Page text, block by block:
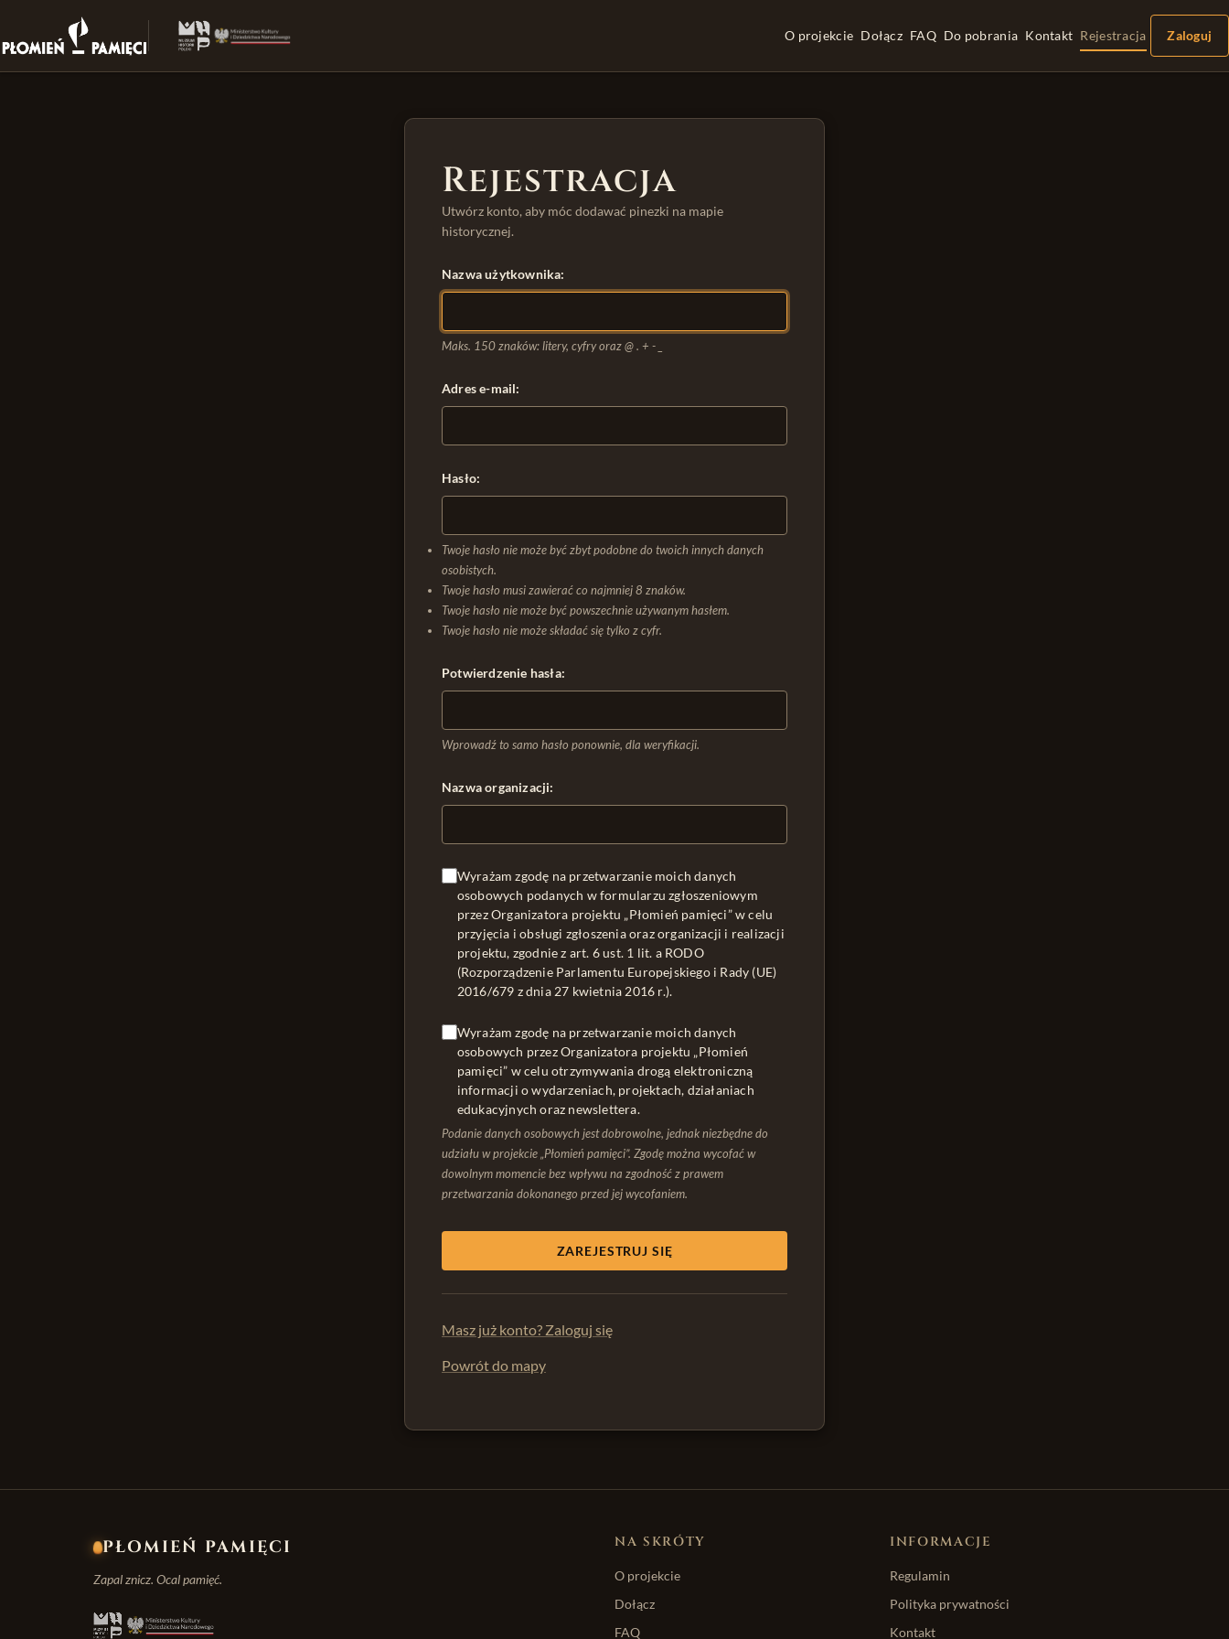
O projekcie Dołącz FAQ Do pobrania Kontakt Rejestracja Zaloguj
Rejestracja
Utwórz konto, aby móc dodawać pinezki na mapie
historycznej.
Nazwa użytkownika:
Maks. 150 znaków: litery, cyfry oraz @ . + - _
Adres e-mail:
Hasło:
Twoje hasło nie może być zbyt podobne do twoich innych danych
osobistych.
Twoje hasło musi zawierać co najmniej 8 znaków.
Twoje hasło nie może być powszechnie używanym hasłem.
Twoje hasło nie może składać się tylko z cyfr.
Potwierdzenie hasła:
Wprowadź to samo hasło ponownie, dla weryfikacji.
Nazwa organizacji:
Wyrażam zgodę na przetwarzanie moich danych
osobowych podanych w formularzu zgłoszeniowym
przez Organizatora projektu „Płomień pamięci” w celu
przyjęcia i obsługi zgłoszenia oraz organizacji i realizacji
projektu, zgodnie z art. 6 ust. 1 lit. a RODO
(Rozporządzenie Parlamentu Europejskiego i Rady (UE)
2016/679 z dnia 27 kwietnia 2016 r.).
Wyrażam zgodę na przetwarzanie moich danych
osobowych przez Organizatora projektu „Płomień
pamięci” w celu otrzymywania drogą elektroniczną
informacji o wydarzeniach, projektach, działaniach
edukacyjnych oraz newslettera.
Podanie danych osobowych jest dobrowolne, jednak niezbędne do
udziału w projekcie „Płomień pamięci”. Zgodę można wycofać w
dowolnym momencie bez wpływu na zgodność z prawem
przetwarzania dokonanego przed jej wycofaniem.
ZAREJESTRUJ SIĘ
Masz już konto? Zaloguj się
Powrót do mapy
PŁOMIEŃ PAMIĘCI
Zapal znicz. Ocal pamięć.
NA SKRÓTY
O projekcie
Dołącz
FAQ
INFORMACJE
Regulamin
Polityka prywatności
Kontakt